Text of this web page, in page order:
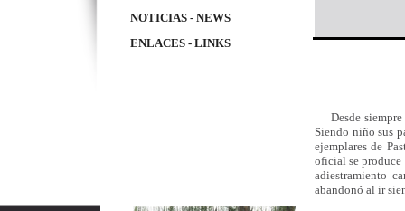
NOTICIAS - NEWS
ENLACES - LINKS
Desde siempre
Siendo niño sus
ejemplares de
oficial se produce
adiestramiento
abandonó al ir